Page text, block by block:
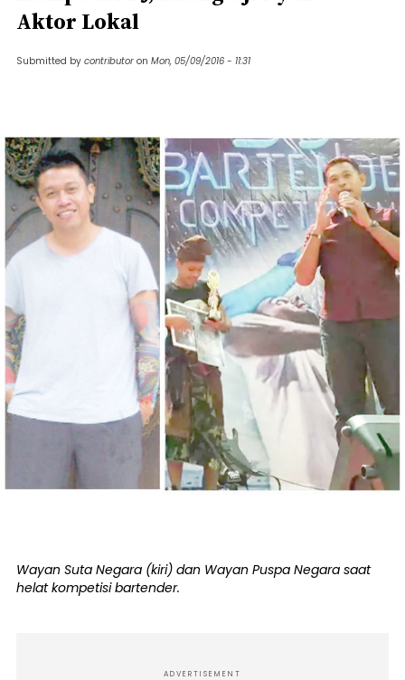
Aktor Lokal
Submitted by contributor on Mon, 05/09/2016 - 11:31
Wayan Suta Negara (kiri) dan Wayan Puspa Negara saat
helat kompetisi bartender.
ADVERTISEMENT